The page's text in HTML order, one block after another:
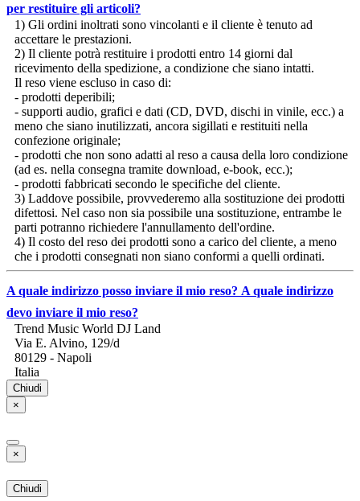
per restituire gli articoli?
1) Gli ordini inoltrati sono vincolanti e il cliente è tenuto ad
accettare le prestazioni.
2) Il cliente potrà restituire i prodotti entro 14 giorni dal
ricevimento della spedizione, a condizione che siano intatti.
Il reso viene escluso in caso di:
- prodotti deperibili;
- supporti audio, grafici e dati (CD, DVD, dischi in vinile, ecc.) a
meno che siano inutilizzati, ancora sigillati e restituiti nella
confezione originale;
- prodotti che non sono adatti al reso a causa della loro condizione
(ad es. nella consegna tramite download, e-book, ecc.);
- prodotti fabbricati secondo le specifiche del cliente.
3) Laddove possibile, provvederemo alla sostituzione dei prodotti
difettosi. Nel caso non sia possibile una sostituzione, entrambe le
parti potranno richiedere l'annullamento dell'ordine.
4) Il costo del reso dei prodotti sono a carico del cliente, a meno
che i prodotti consegnati non siano conformi a quelli ordinati.
A quale indirizzo posso inviare il mio reso? A quale indirizzo
devo inviare il mio reso?
Trend Music World DJ Land
Via E. Alvino, 129/d
80129 - Napoli
Italia
Chiudi
×
×
Chiudi